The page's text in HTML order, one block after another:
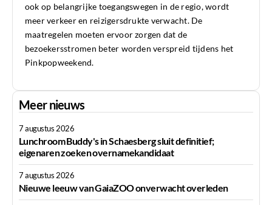
ook op belangrijke toegangswegen in de regio, wordt
meer verkeer en reizigersdrukte verwacht. De
maatregelen moeten ervoor zorgen dat de
bezoekersstromen beter worden verspreid tijdens het
Pinkpopweekend.
Meer nieuws
7 augustus 2026
Lunchroom Buddy's in Schaesberg sluit definitief;
eigenaren zoeken overnamekandidaat
7 augustus 2026
Nieuwe leeuw van GaiaZOO onverwacht overleden